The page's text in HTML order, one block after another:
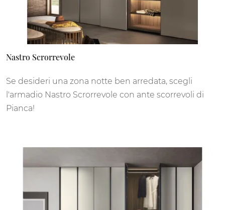
Nastro Scrorrevole
Se desideri una zona notte ben arredata, scegli
l'armadio Nastro Scrorrevole con ante scorrevoli di
Pianca!